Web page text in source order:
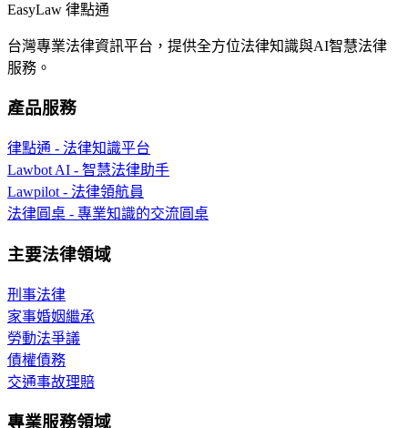
EasyLaw 律點通
台灣專業法律資訊平台，提供全方位法律知識與AI智慧法律
服務。
產品服務
律點通 - 法律知識平台
Lawbot AI - 智慧法律助手
Lawpilot - 法律領航員
法律圓桌 - 專業知識的交流圓桌
主要法律領域
刑事法律
家事婚姻繼承
勞動法爭議
債權債務
交通事故理賠
專業服務領域